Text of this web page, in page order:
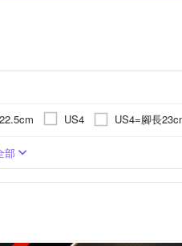
US4 US4=腳長
US6=腳長24.5cm
US8.5 US8.5=腳長27cm
聚脂纖維
運動鞋
部